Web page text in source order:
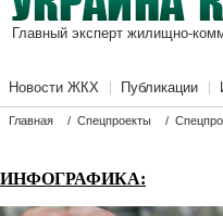
Главный эксперт жилищно-
Новости ЖКХ Публикации
Главная / Спецпроекты /
ИНФОГРАФИКА: